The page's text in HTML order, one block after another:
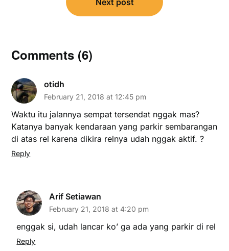
Next post
Comments (6)
otidh
February 21, 2018 at 12:45 pm
Waktu itu jalannya sempat tersendat nggak mas?
Katanya banyak kendaraan yang parkir sembarangan
di atas rel karena dikira relnya udah nggak aktif. ?
Reply
Arif Setiawan
February 21, 2018 at 4:20 pm
enggak si, udah lancar ko’ ga ada yang parkir di rel
Reply